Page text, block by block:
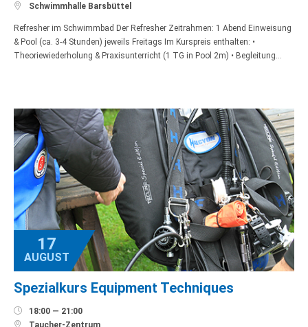
 Schwimmhalle Barsbüttel
Refresher im Schwimmbad Der Refresher Zeitrahmen: 1 Abend Einweisung
& Pool (ca. 3-4 Stunden) jeweils Freitags Im Kurspreis enthalten: •
Theoriewiederholung & Praxisunterricht (1 TG in Pool 2m) • Begleitung…
17
AUGUST
Spezialkurs Equipment Techniques
 18:00 — 21:00
 Taucher-Zentrum